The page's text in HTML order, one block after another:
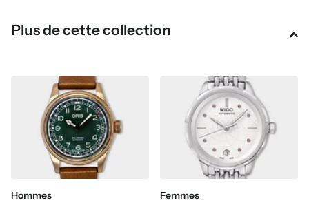
Plus de cette collection
Hommes Femmes